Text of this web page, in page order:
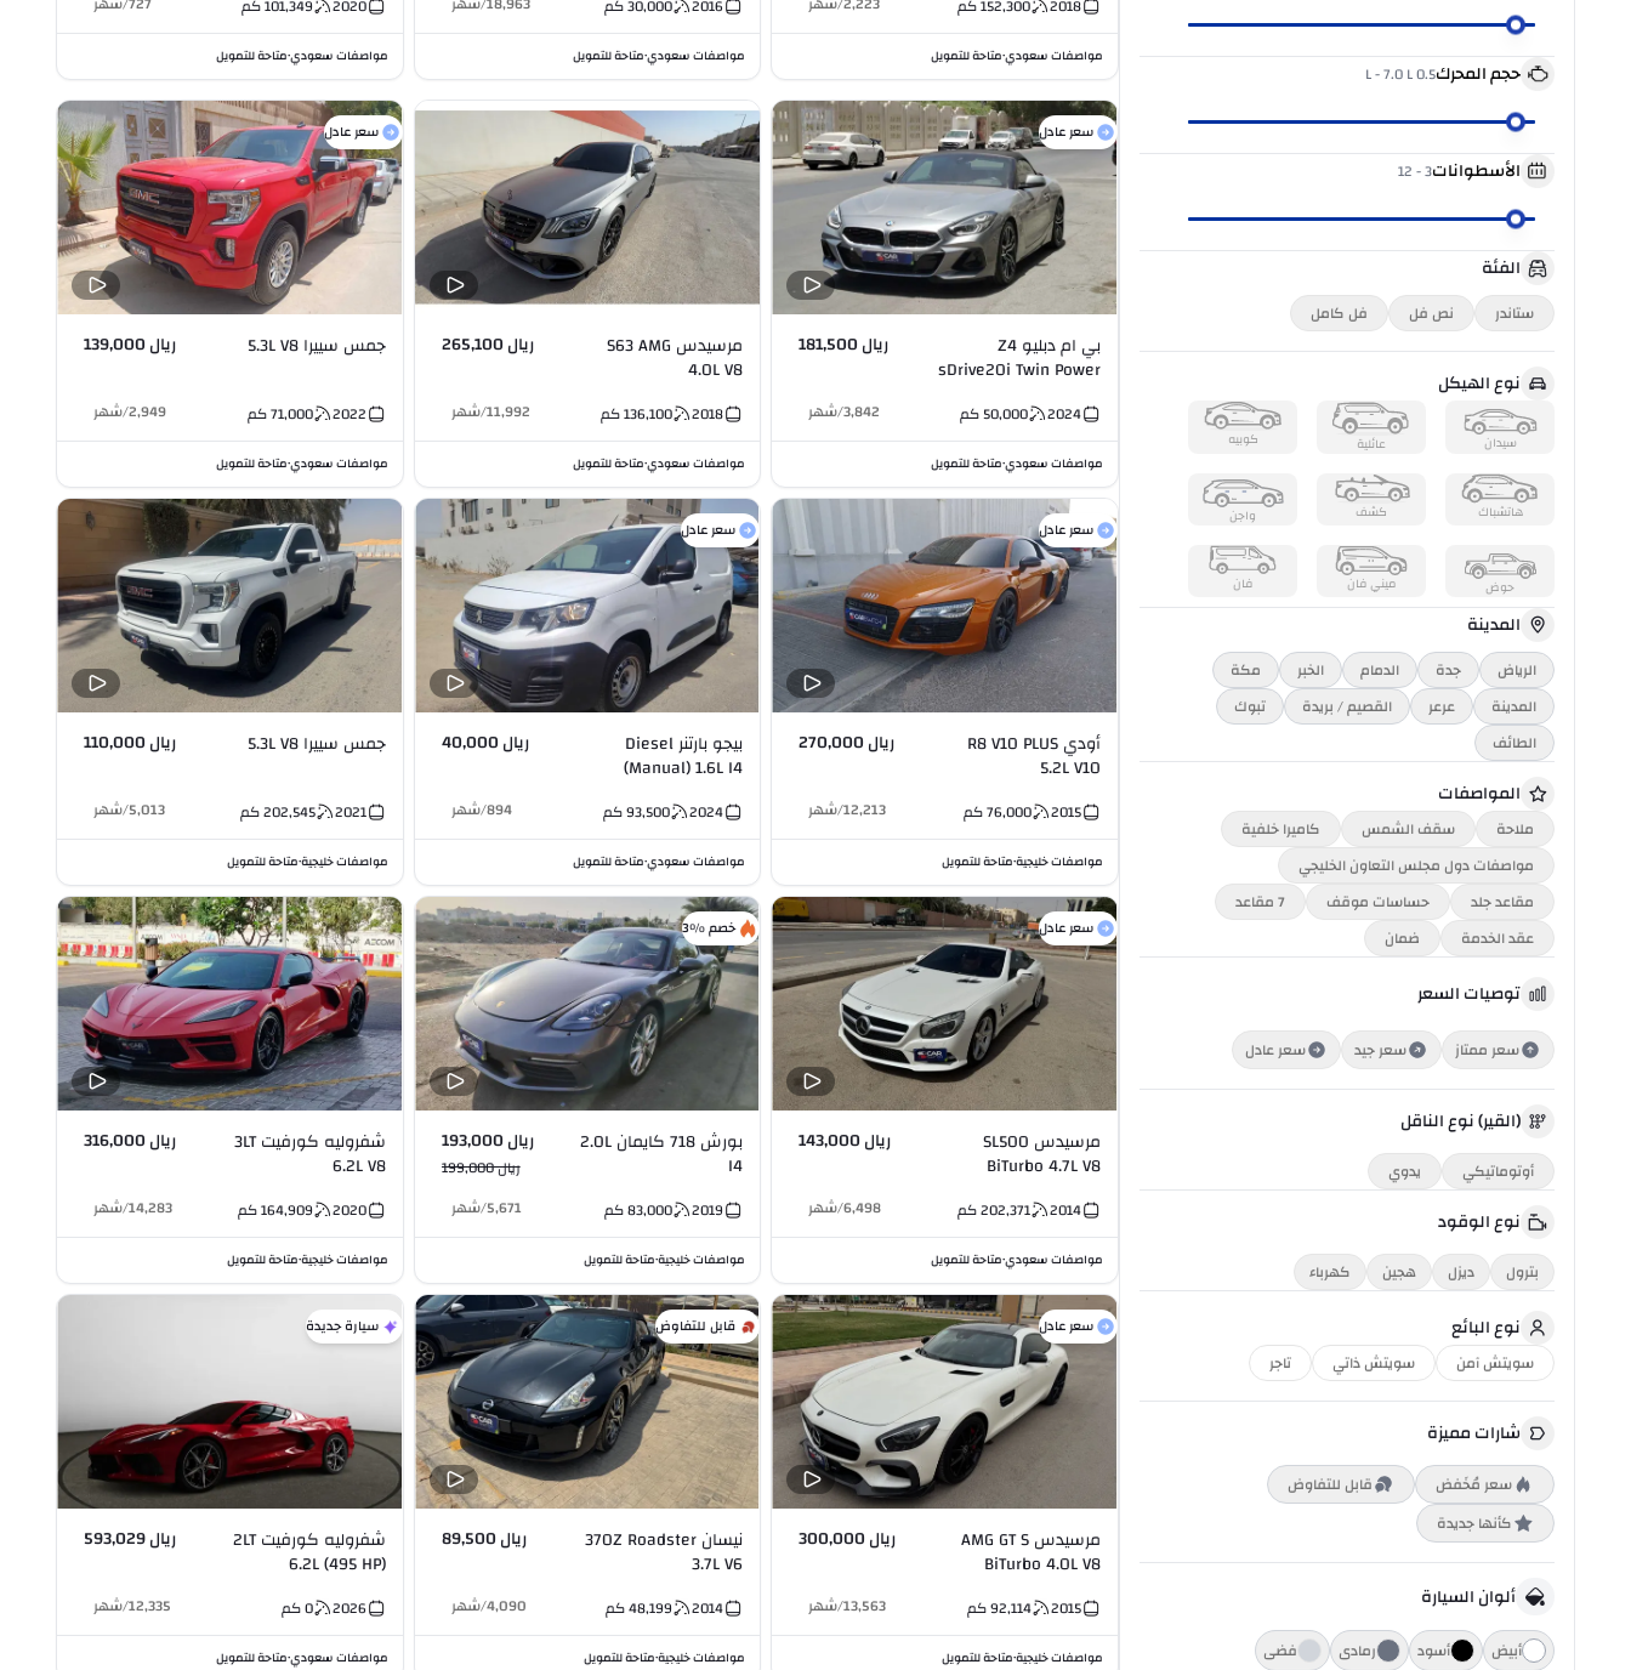
حجم المحرك0.5 L
-7.0 L
الأسطوانات3
-
12
الفئة
ستاندر نص فل فل كامل
نوع الهيكل
سيدان عائلية كوبيه
هاتشباك كشف واجن
حوض ميني فان فان
المدينة
الرياض جدة الدمام الخبر
مكة
المدينة
عرعر القصيم / بريدة
تبوك
الطائف
المواصفات
ملاحة سقف الشمس
كاميرا خلفية
مواصفات دول مجلس التعاون الخليجي
مقاعد جلد
حساسات موقف
7 مقاعد
عقد الخدمة
ضمان
توصيات السعر
سعر ممتاز سعر جيد سعر عادل
(القير) نوع الناقل
أوتوماتيكي يدوي
نوع الوقود
بترول ديزل هجين كهرباء
نوع البائع
سويتش آمن سويتش ذاتي تاجر
شارات مميزة
سعر مُخَفض
قابل للتفاوض
كأنها جديدة
ألوان السيارة
أبيض أسود رمادي
فضي
2018
152,300كم
مواصفات سعودي•متاحة للتمويل
2016
30,000كم
مواصفات سعودي•متاحة للتمويل
2020
101,349كم
مواصفات سعودي•متاحة للتمويل
سعر عادل
بي ام دبليو Z4
sDrive20i Twin Power
ريال 181,500
2024
50,000كم 3,842
/شهر
مواصفات سعودي•متاحة للتمويل
مرسيدس S63 AMG
4.0L V8
ريال 265,100
2018
136,100كم 11,992
/شهر
مواصفات سعودي•متاحة للتمويل
سعر عادل
جمس سييرا 5.3L V8 ريال 139,000
2022
71,000كم 2,949
/شهر
مواصفات سعودي•متاحة للتمويل
سعر عادل
أودي R8 V10 PLUS
5.2L V10
ريال 270,000
2015
76,000كم 12,213
/شهر
مواصفات خليجية•متاحة للتمويل
سعر عادل
بيجو بارتنر Diesel
(Manual) 1.6L I4
ريال 40,000
2024
93,500كم 894
/شهر
مواصفات سعودي•متاحة للتمويل
جمس سييرا 5.3L V8 ريال 110,000
2021
202,545كم 5,013
/شهر
مواصفات خليجية•متاحة للتمويل
سعر عادل
مرسيدس SL500
BiTurbo 4.7L V8
ريال 143,000
2014
202,371كم 6,498
/شهر
مواصفات سعودي•متاحة للتمويل
خصم %3
بورش 718 كايمان 2.0L
I4
ريال 193,000
ريال 199,000
2019
83,000كم 5,671
/شهر
مواصفات خليجية•متاحة للتمويل
شفروليه كورفيت 3LT
6.2L V8
ريال 316,000
2020
164,909كم 14,283
/شهر
مواصفات خليجية•متاحة للتمويل
سعر عادل
مرسيدس AMG GT S
BiTurbo 4.0L V8
ريال 300,000
2015
92,114كم 13,563
/شهر
مواصفات خليجية•متاحة للتمويل
قابل للتفاوض
نيسان 370Z Roadster
3.7L V6
ريال 89,500
2014
48,199كم 4,090
/شهر
مواصفات خليجية•متاحة للتمويل
سيارة جديدة
شفروليه كورفيت 2LT
6.2L (495 HP)
V8
ريال 593,029
2026
0كم 12,335
/شهر
مواصفات سعودي•متاحة للتمويل